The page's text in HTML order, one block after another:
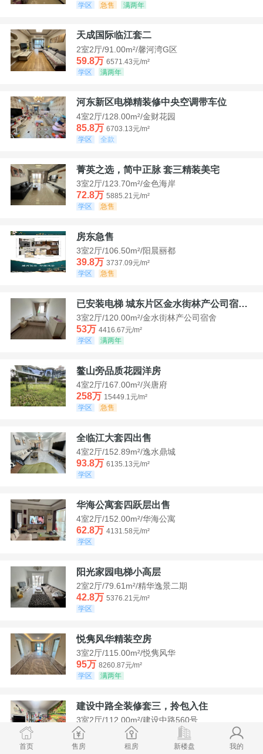
学区
急售 满两年
天成国际临江套二
2室2厅/91.00m²/馨河湾G区
59.8万 6571.43元/m²
学区
满两年
河东新区电梯精装修中央空调带车位
4室2厅/128.00m²/金财花园
85.8万 6703.13元/m²
学区
全款
菁英之选，简中正脉 套三精装美宅
3室2厅/123.70m²/金色海岸
72.8万 5885.21元/m²
学区
急售
房东急售
3室2厅/106.50m²/阳晨丽都
39.8万 3737.09元/m²
学区
急售
已安装电梯 城东片区金水街林产公司宿舍套三可看江景
3室2厅/120.00m²/金水街林产公司宿舍
53万 4416.67元/m²
学区
满两年
鳌山旁品质花园洋房
4室2厅/167.00m²/兴唐府
258万 15449.1元/m²
学区
急售
全临江大套四出售
4室2厅/152.89m²/逸水鼎城
93.8万 6135.13元/m²
学区
华海公寓套四跃层出售
4室2厅/152.00m²/华海公寓
62.8万 4131.58元/m²
学区
阳光家园电梯小高层
2室2厅/79.61m²/精华逸景二期
42.8万 5376.21元/m²
学区
悦隽风华精装空房
3室2厅/115.00m²/悦隽风华
95万 8260.87元/m²
学区
满两年
建设中路全装修套三，拎包入住
3室2厅/112.00m²/建设中路560号
35万
3125元/m²
学区
首页 售房 租房 新楼盘 我的